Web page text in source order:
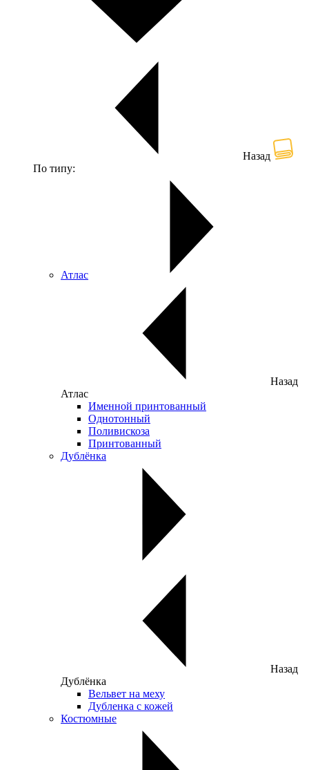
Назад
По типу:
Атлас
Назад
Атлас
Именной принтованный
Однотонный
Поливискоза
Принтованный
Дублёнка
Назад
Дублёнка
Вельвет на меху
Дубленка с кожей
Костюмные